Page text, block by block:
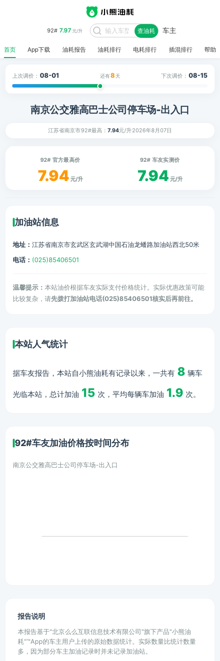
92# 7.97元/升 查油耗 车主
首页 App下载 油耗报告 油耗排行 电耗排行 插混排行 帮助
上次调价： 08-01 还有8 天 下次调价： 08-15
南京公交雅高巴士公司停车场-出入口
江苏省南京市92#最高： 7.94元/升2026年8月07日
92# 官方最高价
7.94 元/升
92# 车友实测价
7.94 元/升
加油站信息
地址： 江苏省南京市玄武区玄武湖中国石油龙蟠路加油站西北50米
电话： (025)85406501
温馨提示： 本站油价根据车友实际支付价格统计。实际优惠政策可能
比较复杂，请先拨打加油站电话(025)85406501核实后再前往。
本站人气统计
据车友报告，本站自小熊油耗有记录以来，一共有 8 辆车
光临本站，总计加油 15 次，平均每辆车加油 1.9 次。
92#车友加油价格按时间分布
南京公交雅高巴士公司停车场-出入口
报告说明
本报告基于"北京么么互联信息技术有限公司"旗下产品"小熊油
耗"™App的车主用户上传的原始数据统计。实际数量比统计数量
多，因为部分车主加油记录时并未记录加油站。